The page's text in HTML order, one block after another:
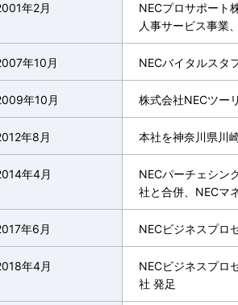
年2月
NECプロサポート
人事サービス事業
年10月 NECバイタルスタ
年10月 株式会社NECツー
年8月 本社を神奈川県川
年4月
NECパーチェシン
社と合併、NECマ
年6月 NECビジネスプロ
年4月
NECビジネスプロ
社 発足